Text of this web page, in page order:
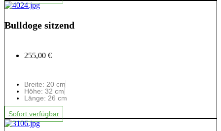
Bulldoge sitzend
255,00 €
Breite: 20 cm
Höhe: 32 cm
Länge: 26 cm
Sofort verfügbar